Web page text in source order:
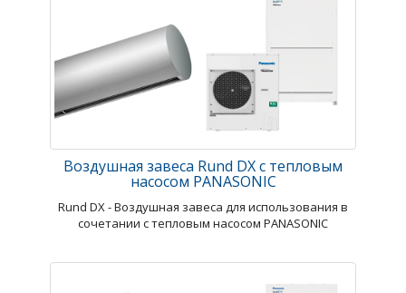
Воздушная завеса Rund DX с тепловым
насосом PANASONIC
Rund DX - Воздушная завеса для использования в
сочетании с тепловым насосом PANASONIC